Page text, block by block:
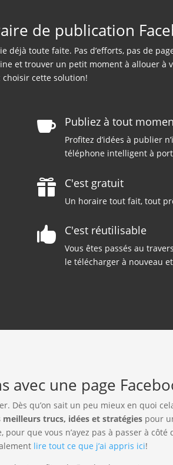
de publication
toute faite. Pas d’efforts, pas de
et trouver un petit moment à allouer à
choisir cette solution!
 Publiez à tout
Profitez d’idées à publier
téléphone intelligent à
 C'est gratuit
Un horaire tout fait, tout
 C'est réutilisable
Vous êtes passés au
le télécharger à nouveau
avec une page
Dès qu’on sait un peu mieux en quoi
meilleurs trucs, idées et stratégies pour
que vous n’ayez pas à passer à
lire tout ce que j’ai appris ici!